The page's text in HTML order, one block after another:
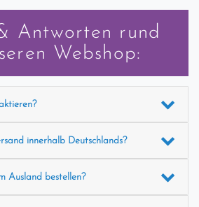
Antworten rund
Webshop:
innerhalb Deutschlands?
Ausland bestellen?